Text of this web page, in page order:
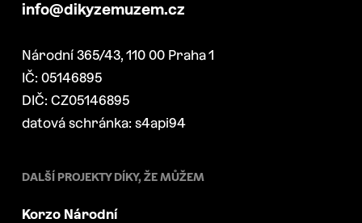
info@dikyzemuzem.cz
Národní 365/43, 110 00 Praha 1
IČ: 05146895
DIČ: CZ05146895
datová schránka: s4api94
DALŠÍ PROJEKTY DÍKY, ŽE MŮŽEM
Korzo Národní